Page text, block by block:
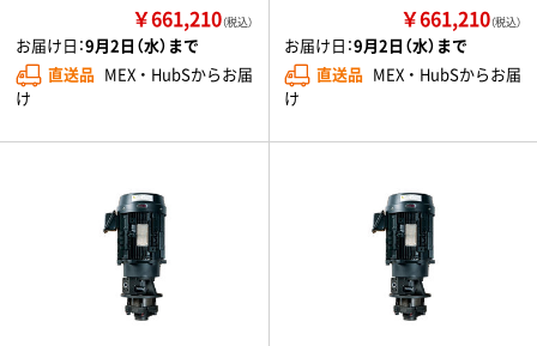
￥661,210（税込）
お届け日：9月2日（水）まで
直送品 MEX ・ HubSからお届
け
￥661,210（税込）
お届け日：9月2日（水）まで
直送品 MEX ・ HubSからお届
け